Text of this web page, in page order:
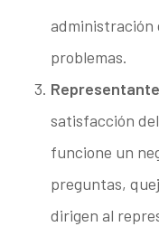
administración
problemas.
satisfacción
funcione un
preguntas,
dirigen al